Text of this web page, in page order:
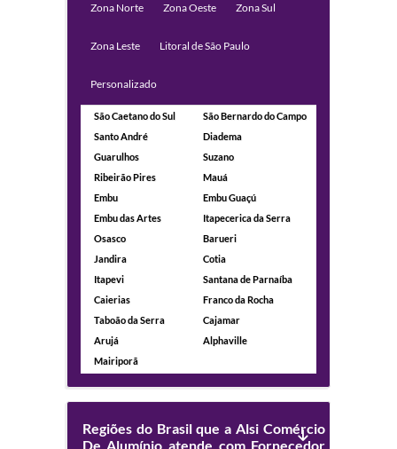
Zona Norte Zona Oeste Zona Sul
Zona Leste Litoral de São Paulo
Personalizado
São Caetano do Sul
São Bernardo do Campo
Santo André
Diadema
Guarulhos
Suzano
Ribeirão Pires
Mauá
Embu
Embu Guaçú
Embu das Artes
Itapecerica da Serra
Osasco
Barueri
Jandira
Cotia
Itapevi
Santana de Parnaíba
Caierias
Franco da Rocha
Taboão da Serra
Cajamar
Arujá
Alphaville
Mairiporã
Regiões do Brasil que a Alsi Comércio
De Alumínio atende com Fornecedor